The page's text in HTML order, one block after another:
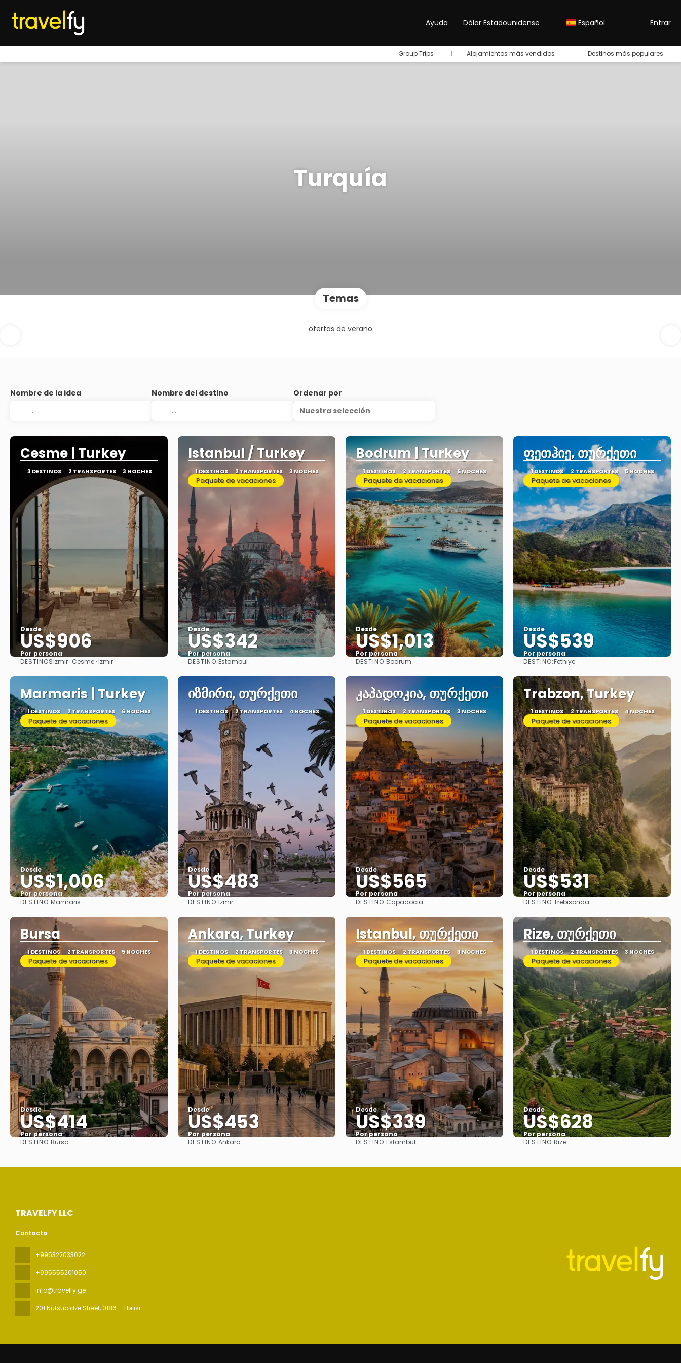
Ayuda Dólar Estadounidense Español Entrar
Group Trips Alojamientos más vendidos Destinos más populares
Turquía
Temas
ofertas de verano
Nombre de la idea Nombre del destino
Ordenar por
Nuestra selección
Cesme | Turkey
3 DESTINOS 2 TRANSPORTES 3 NOCHES
Desde
US$906
Por persona
Ver
DESTINOSIzmir · Cesme · Izmir
Istanbul / Turkey
1 DESTINOS 2 TRANSPORTES 3 NOCHES
Paquete de vacaciones
Desde
US$342
Por persona
DESTINO:Estambul
Bodrum | Turkey
1 DESTINOS 2 TRANSPORTES 6 NOCHES
Paquete de vacaciones
Desde
US$1,013
Por persona
DESTINO:Bodrum
ფეთჰიე, თურქეთი
1 DESTINOS 2 TRANSPORTES 5 NOCHES
Paquete de vacaciones
Desde
US$539
Por persona
DESTINO:Fethiye
Marmaris | Turkey
1 DESTINOS 2 TRANSPORTES 6 NOCHES
Paquete de vacaciones
Desde
US$1,006
Por persona
DESTINO:Marmaris
იზმირი, თურქეთი
1 DESTINOS 2 TRANSPORTES 4 NOCHES
Desde
US$483
Por persona
DESTINO:Izmir
კაპადოკია, თურქეთი
1 DESTINOS 2 TRANSPORTES 3 NOCHES
Paquete de vacaciones
Desde
US$565
Por persona
Ver
DESTINO:Capadocia
Trabzon, Turkey
1 DESTINOS 2 TRANSPORTES 4 NOCHES
Paquete de vacaciones
Desde
US$531
Por persona
Ver
DESTINO:Trebisonda
Bursa
1 DESTINOS 2 TRANSPORTES 5 NOCHES
Paquete de vacaciones
Desde
US$414
Por persona
DESTINO:Bursa
Ankara, Turkey
1 DESTINOS 2 TRANSPORTES 3 NOCHES
Paquete de vacaciones
Desde
US$453
Por persona
DESTINO:Ankara
Istanbul, თურქეთი
1 DESTINOS 2 TRANSPORTES 3 NOCHES
Paquete de vacaciones
Desde
US$339
Por persona
DESTINO:Estambul
Rize, თურქეთი
1 DESTINOS 2 TRANSPORTES 3 NOCHES
Paquete de vacaciones
Desde
US$628
Por persona
DESTINO:Rize
TRAVELFY LLC
Contacto
+995322033022
+995555201050
info@travelfy.ge
201 Nutsubidze Street, 0186 - Tbilisi